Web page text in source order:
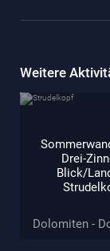
Weitere
Drei-
Blick/
Dolomiten -